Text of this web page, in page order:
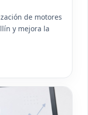
de motores
y mejora la